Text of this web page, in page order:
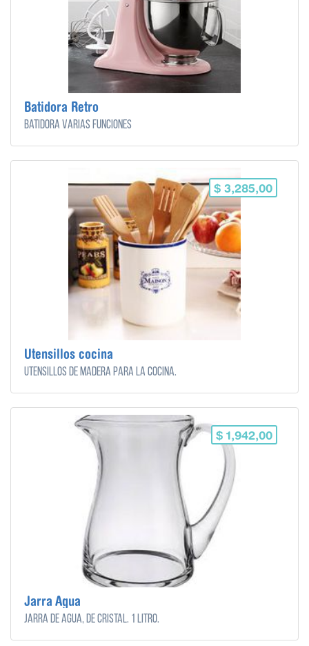
Batidora Retro
Batidora varias funciones
$ 3,285,00
Utensillos cocina
Utensillos de madera para la cocina.
$ 1,942,00
Jarra Agua
Jarra de agua, de cristal. 1 litro.